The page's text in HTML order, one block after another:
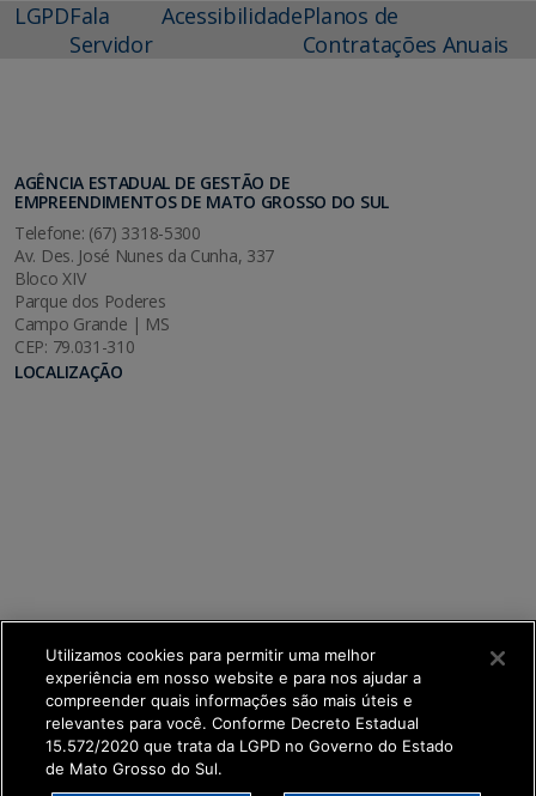
LGPDFala
Servidor
AcessibilidadePlanos de
Contratações Anuais
AGÊNCIA ESTADUAL DE GESTÃO DE
EMPREENDIMENTOS DE MATO GROSSO DO SUL
Telefone: (67) 3318-5300
Av. Des. José Nunes da Cunha, 337
Bloco XIV
Parque dos Poderes
Campo Grande | MS
CEP: 79.031-310
LOCALIZAÇÃO
Utilizamos cookies para permitir uma melhor
experiência em nosso website e para nos ajudar a
compreender quais informações são mais úteis e
relevantes para você. Conforme Decreto Estadual
15.572/2020 que trata da LGPD no Governo do Estado
de Mato Grosso do Sul.